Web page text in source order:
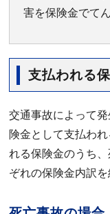
害を保険金でて
支払われる
交通事故によって
険金として支払わ
れる保険金のうち
ぞれの保険金内訳を